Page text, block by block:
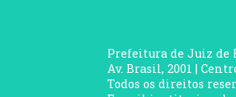
Prefeitura de Juiz de
Av. Brasil, 2001 |
Todos os direitos